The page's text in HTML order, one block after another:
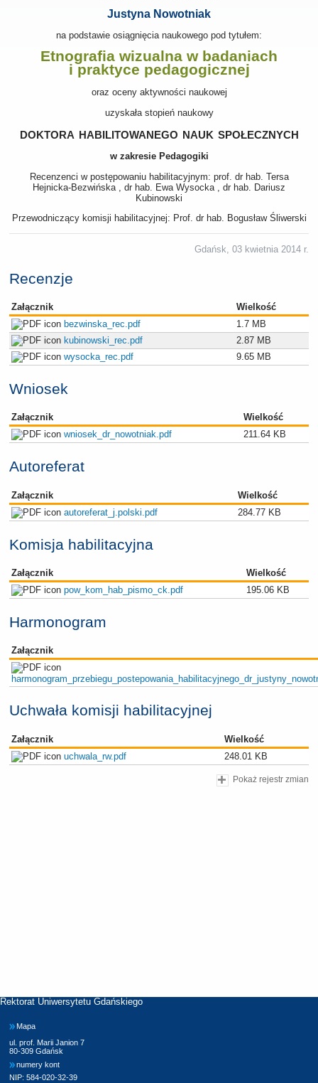
Justyna Nowotniak
na podstawie osiągnięcia naukowego pod tytułem:
Etnografia wizualna w badaniach
i praktyce pedagogicznej
oraz oceny aktywności naukowej
uzyskała stopień naukowy
doktora habilitowanego nauk społecznych
w zakresie Pedagogiki
Recenzenci w postępowaniu habilitacyjnym: prof. dr hab. Tersa
Hejnicka-Bezwińska , dr hab. Ewa Wysocka , dr hab. Dariusz
Kubinowski
Przewodniczący komisji habilitacyjnej: Prof. dr hab. Bogusław Śliwerski
Gdańsk, 03 kwietnia 2014 r.
Recenzje
Załącznik
Wielkość
bezwinska_rec.pdf
1.7 MB
kubinowski_rec.pdf
2.87 MB
wysocka_rec.pdf
9.65 MB
Wniosek
Załącznik
Wielkość
wniosek_dr_nowotniak.pdf
211.64 KB
Autoreferat
Załącznik
Wielkość
autoreferat_j.polski.pdf
284.77 KB
Komisja habilitacyjna
Załącznik
Wielkość
pow_kom_hab_pismo_ck.pdf
195.06 KB
Harmonogram
Załącznik
Uchwała komisji habilitacyjnej
Załącznik
Wielkość
uchwala_rw.pdf
248.01 KB
Pokaż rejestr zmian
Rektorat Uniwersytetu Gdańskiego
Mapa
ul. prof. Marii Janion 7
80-309 Gdańsk
numery kont
NIP: 584-020-32-39